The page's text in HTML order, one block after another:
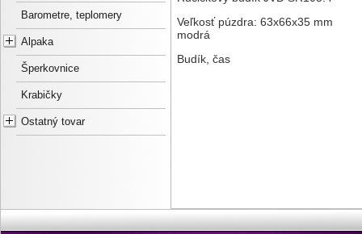
Barometre, teplomery
Alpaka
Šperkovnice
Krabičky
Ostatný tovar
Veľkosť púzdra: 63x66x35 mm
modrá
Budík, čas